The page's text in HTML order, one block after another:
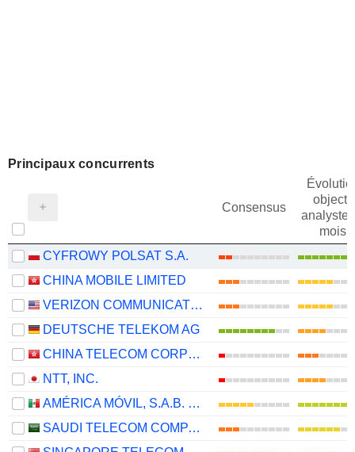
Principaux concurrents
Consensus
objectif
mois
CYFROWY POLSAT S.A.
CHINA MOBILE LIMITED
VERIZON COMMUNICATIONS, INC.
DEUTSCHE TELEKOM AG
CHINA TELECOM CORPORATION LIMITED
NTT, INC.
AMÉRICA MÓVIL, S.A.B. DE C.V.
SAUDI TELECOM COMPANY